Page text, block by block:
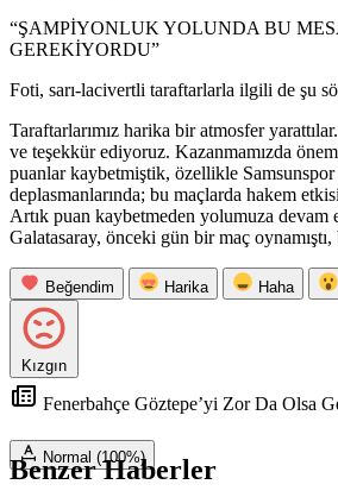
“ŞAMPİYONLUK YOLUNDA BU
GEREKİYORDU”
Foti, sarı-lacivertli taraftarlarla ilgili de şu
Taraftarlarımız harika bir atmosfer
ve teşekkür ediyoruz. Kazanmamızda
puanlar kaybetmiştik, özellikle
deplasmanlarında; bu maçlarda hakem
Artık puan kaybetmeden yolumuza devam
Galatasaray, önceki gün bir maç
Beğendim Harika Haha
Kızgın
Fenerbahçe Göztepe’yi Zor Da Olsa
Normal (100%)
Benzer Haberler